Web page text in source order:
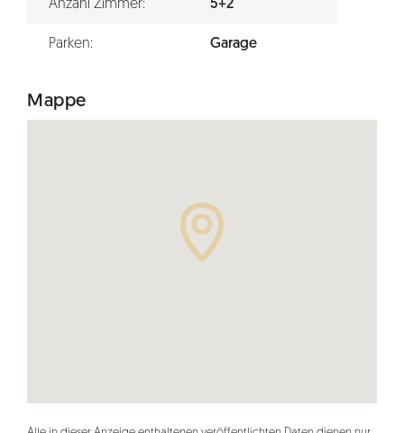
Anzahl Zimmer: 5+2
Parken: Garage
Mappe